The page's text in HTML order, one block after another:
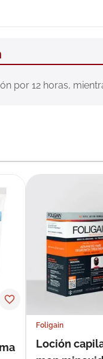
por 12 horas,
Foligain
Loción